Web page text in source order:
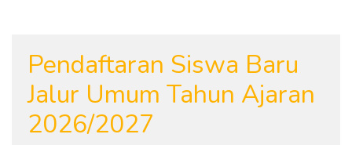
Pendaftaran Siswa Baru
Jalur Umum Tahun Ajaran
2026/2027